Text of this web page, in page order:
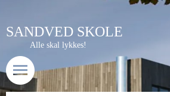
SANDVED SKOLE
Alle skal lykkes!